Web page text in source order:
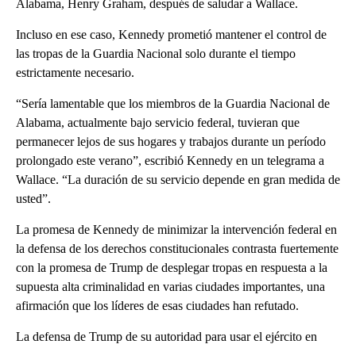
Alabama, Henry Graham, después de saludar a Wallace.
Incluso en ese caso, Kennedy prometió mantener el control de
las tropas de la Guardia Nacional solo durante el tiempo
estrictamente necesario.
“Sería lamentable que los miembros de la Guardia Nacional de
Alabama, actualmente bajo servicio federal, tuvieran que
permanecer lejos de sus hogares y trabajos durante un período
prolongado este verano”, escribió Kennedy en un telegrama a
Wallace. “La duración de su servicio depende en gran medida de
usted”.
La promesa de Kennedy de minimizar la intervención federal en
la defensa de los derechos constitucionales contrasta fuertemente
con la promesa de Trump de desplegar tropas en respuesta a la
supuesta alta criminalidad en varias ciudades importantes, una
afirmación que los líderes de esas ciudades han refutado.
La defensa de Trump de su autoridad para usar el ejército en